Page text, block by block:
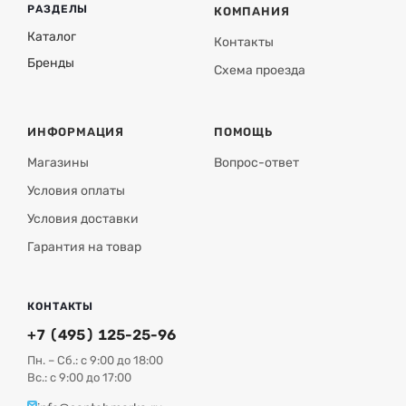
Скачать приложение можно в Google Play
Функциональные возможности выносной панели
М-9R
РАЗДЕЛЫ
Каталог
Бренды
КОМПАНИЯ
Контакты
Схема проезда
ИНФОРМАЦИЯ
Магазины
Условия оплаты
Условия доставки
Гарантия на товар
ПОМОЩЬ
Вопрос-ответ
КОНТАКТЫ
+7 (495) 125-25-96
Пн. – Сб.: с 9:00 до 18:00
Вс.: с 9:00 до 17:00